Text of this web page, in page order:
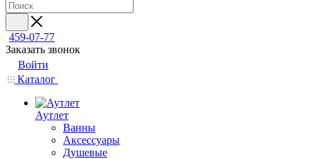
459-07-77
Заказать звонок
Войти
Каталог
Аутлет
Ванны
Аксессуары
Душевые